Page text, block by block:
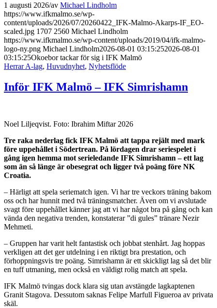
1 augusti 2026/av Michael Lindholm
https://www.ifkmalmo.se/wp-
content/uploads/2026/07/20260422_IFK-Malmo-Akarps-IF_EO-
scaled.jpg 1707 2560 Michael Lindholm
https://www.ifkmalmo.se/wp-content/uploads/2019/04/ifk-malmo-
logo-ny.png Michael Lindholm2026-08-01 03:15:252026-08-01
03:15:25Okoebor tackar för sig i IFK Malmö
Herrar A-lag, Huvudnyhet, Nyhetsflöde
Inför IFK Malmö – IFK Simrishamn
Noel Liljeqvist. Foto: Ibrahim Miftar 2026
Tre raka nederlag fick IFK Malmö att tappa rejält med mark
före uppehållet i Södertrean. På lördagen drar seriespelet i
gång igen hemma mot serieledande IFK Simrishamn – ett lag
som än så länge är obesegrat och ligger två poäng före NK
Croatia.
– Härligt att spela seriematch igen. Vi har tre veckors träning bakom
oss och har hunnit med två träningsmatcher. Även om vi avslutade
svagt före uppehållet känner jag att vi har något bra på gång och kan
vända den negativa trenden, konstaterar ”di gules” tränare Nezir
Mehmeti.
– Gruppen har varit helt fantastisk och jobbat stenhårt. Jag hoppas
verkligen att det ger utdelning i en riktigt bra prestation, och
förhoppningsvis tre poäng. Simrishamn är ett skickligt lag så det blir
en tuff utmaning, men också en väldigt rolig match att spela.
IFK Malmö tvingas dock klara sig utan avstängde lagkaptenen
Granit Stagova. Dessutom saknas Felipe Marfull Figueroa av privata
skäl.